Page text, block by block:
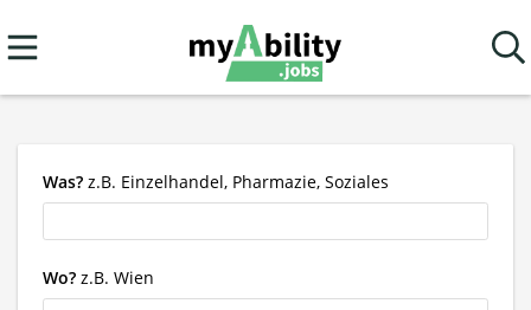
Was? z.B. Einzelhandel, Pharmazie, Soziales
Wo? z.B. Wien